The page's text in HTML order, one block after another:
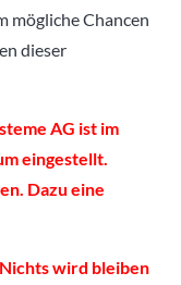
mögliche Chancen
dieser
AG ist im
eingestellt.
Dazu eine
Nichts wird bleiben